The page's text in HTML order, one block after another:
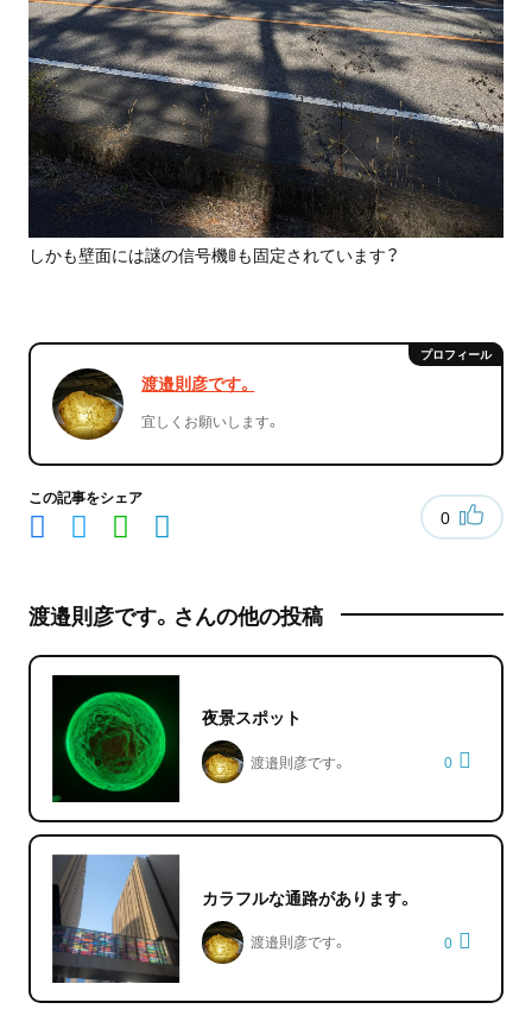
しかも壁面には謎の信号機🚦も固定されています？
渡邉則彦です。
宜しくお願いします。
この記事をシェア
0
渡邉則彦です。さんの他の投稿
夜景スポット
渡邉則彦です。 0
カラフルな通路があります。
渡邉則彦です。 0